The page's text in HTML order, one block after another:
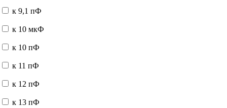
к 9,1 пФ
к 10 мкФ
к 10 пФ
к 11 пФ
к 12 пФ
к 13 пФ